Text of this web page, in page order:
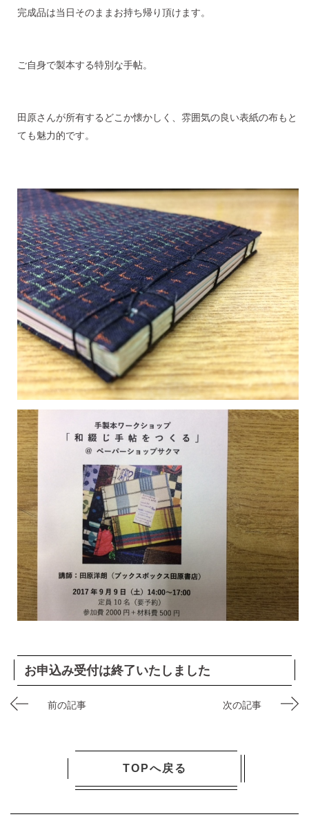
完成品は当日そのままお持ち帰り頂けます。
ご自身で製本する特別な手帖。
田原さんが所有するどこか懐かしく、雰囲気の良い表紙の布もと
ても魅力的です。
お申込み受付は終了いたしました
前の記事 次の記事
TOPへ戻る